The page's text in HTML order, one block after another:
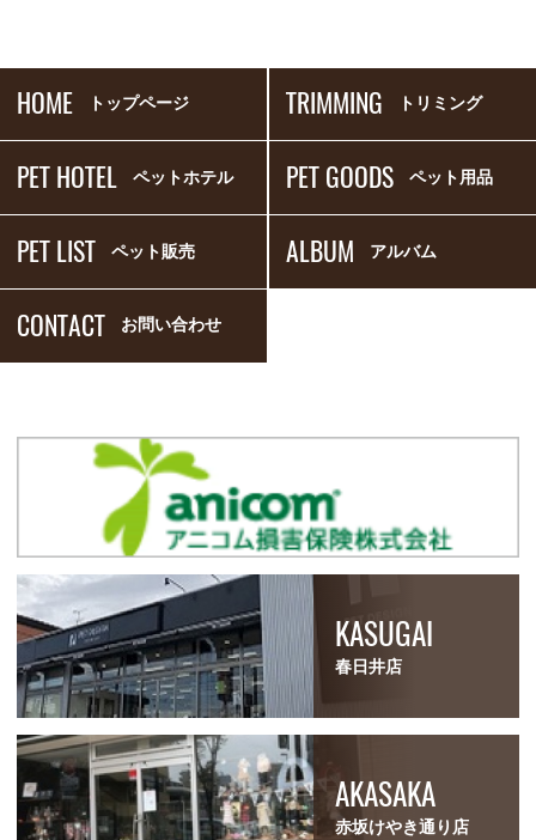
HOME トップページ TRIMMING トリミング
PET HOTEL ペットホテル PET GOODS ペット用品
PET LIST ペット販売 ALBUM アルバム
CONTACT お問い合わせ
KASUGAI
春日井店
AKASAKA
赤坂けやき通り店